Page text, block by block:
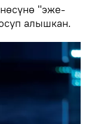
"эже-
алышкан.